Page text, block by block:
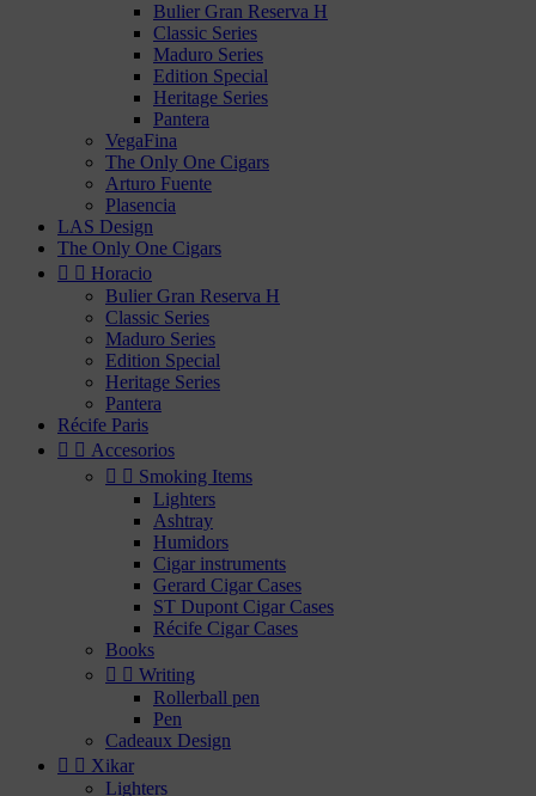
Bulier Gran Reserva H
Classic Series
Maduro Series
Edition Special
Heritage Series
Pantera
VegaFina
The Only One Cigars
Arturo Fuente
Plasencia
LAS Design
The Only One Cigars
  Horacio
Bulier Gran Reserva H
Classic Series
Maduro Series
Edition Special
Heritage Series
Pantera
Récife Paris
  Accesorios
  Smoking Items
Lighters
Ashtray
Humidors
Cigar instruments
Gerard Cigar Cases
ST Dupont Cigar Cases
Récife Cigar Cases
Books
  Writing
Rollerball pen
Pen
Cadeaux Design
  Xikar
Lighters